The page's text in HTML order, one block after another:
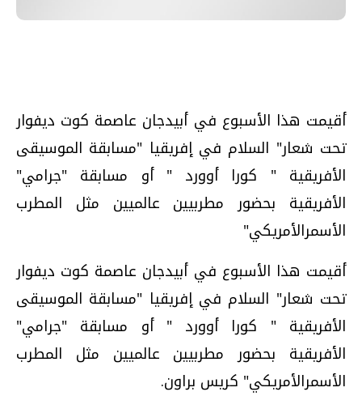
أقيمت هذا الأسبوع في أبيدجان عاصمة كوت ديفوار
تحت شعار" السلام في إفريقيا "مسابقة الموسيقى
الأفريقية " كورا أوورد " أو مسابقة "جرامي"
الأفريقية بحضور مطربيين عالميين مثل المطرب
الأسمرالأمريكي"
أقيمت هذا الأسبوع في أبيدجان عاصمة كوت ديفوار
تحت شعار" السلام في إفريقيا "مسابقة الموسيقى
الأفريقية " كورا أوورد " أو مسابقة "جرامي"
الأفريقية بحضور مطربيين عالميين مثل المطرب
الأسمرالأمريكي" كريس براون.